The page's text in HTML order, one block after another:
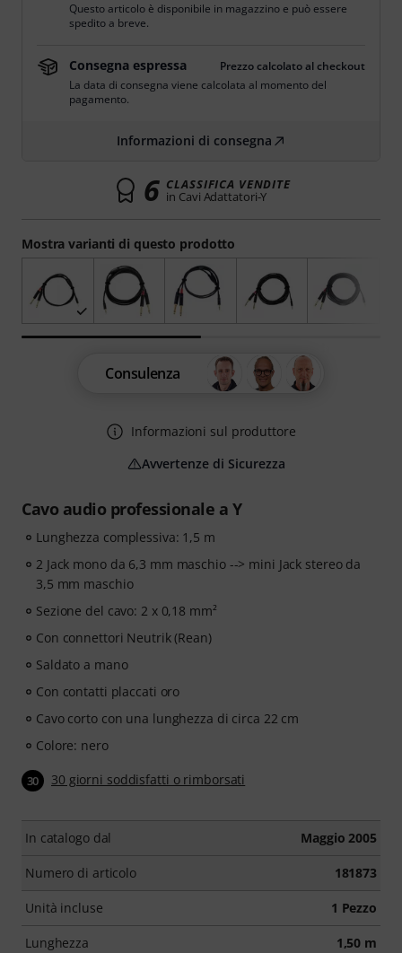
Cavo audio professionale a Y
Lunghezza complessiva: 1,5 m
2 Jack mono da 6,3 mm maschio --> mini Jack stereo da
3,5 mm maschio
Sezione del cavo: 2 x 0,18 mm²
Con connettori Neutrik (Rean)
Saldato a mano
Con contatti placcati oro
Cavo corto con una lunghezza di circa 22 cm
Colore: nero
30 30 giorni soddisfatti o rimborsati
In catalogo dal Maggio 2005
Numero di articolo 181873
Unità incluse 1 Pezzo
Lunghezza 1,50 m
Mostra varianti di questo prodotto
Questo articolo è disponibile in magazzino e può essere
spedito a breve.
Consegna espressa
Prezzo calcolato al checkout
La data di consegna viene calcolata al momento del
pagamento.
Informazioni di consegna
6 CLASSIFICA VENDITE
in Cavi Adattatori-Y
Consulenza
Informazioni sul produttore
Avvertenze di Sicurezza